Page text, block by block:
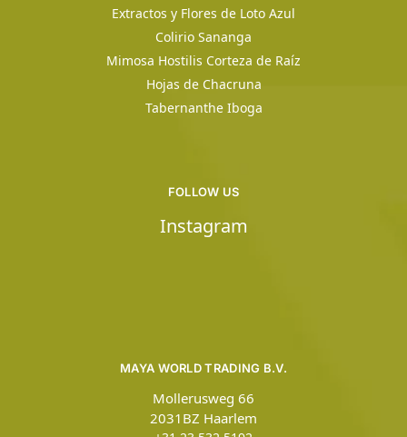
Extractos y Flores de Loto Azul
Colirio Sananga
Mimosa Hostilis Corteza de Raíz
Hojas de Chacruna
Tabernanthe Iboga
MAYA WORLD TRADING B.V.
Mollerusweg 66
2031BZ Haarlem
FOLLOW US
Instagram